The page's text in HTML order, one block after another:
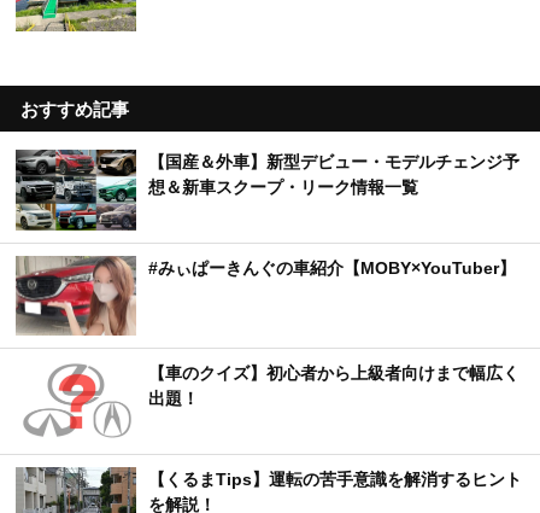
おすすめ記事
【国産＆外車】新型デビュー・モデルチェンジ予
想＆新車スクープ・リーク情報一覧
#みぃぱーきんぐの車紹介【MOBY×YouTuber】
【車のクイズ】初心者から上級者向けまで幅広く
出題！
【くるまTips】運転の苦手意識を解消するヒント
を解説！